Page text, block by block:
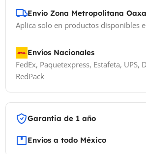
Envío Zona Metropolitana
Aplica solo en productos disponibles
Envíos Nacionales
FedEx, Paquetexpress, Estafeta, UPS,
RedPack
Garantia de 1 año
Envíos a todo México